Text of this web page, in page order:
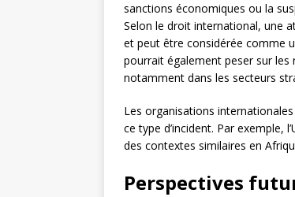
sanctions économiques ou la
Selon le droit international, une
et peut être considérée comme
pourrait également peser sur
notamment dans les secteurs
Les organisations
ce type d’incident. Par exemple,
des contextes similaires en
Perspectives